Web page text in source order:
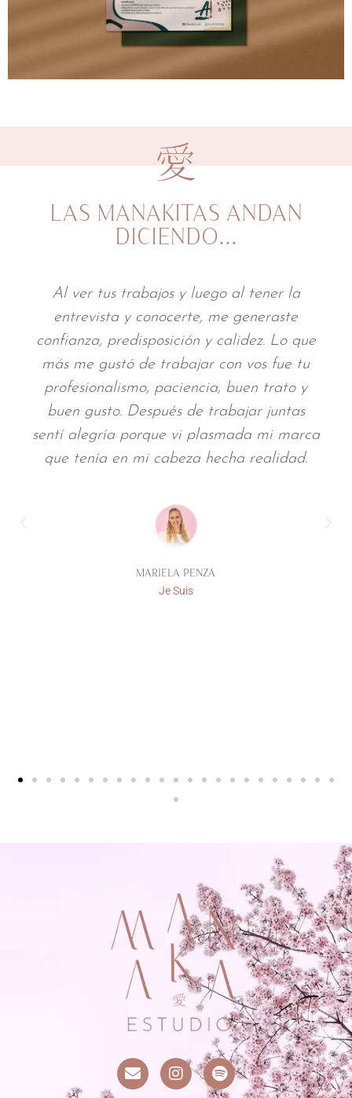
LAS MANAKITAS ANDAN
DICIENDO…
A través de tu trabajo mi identidad
profesional cobraba vida, y eso fue muy
movilizante para mí. Cumpliste con todas
mis expectativas y lograste algo mucho
más profundo: me sentí vista. Y eso fue lo
más valioso, porque supiste captar mi
esencia. Esa sensibilidad creativa que
tenés, esa intuición tan tuya, fue clave
JESICA PROTTI